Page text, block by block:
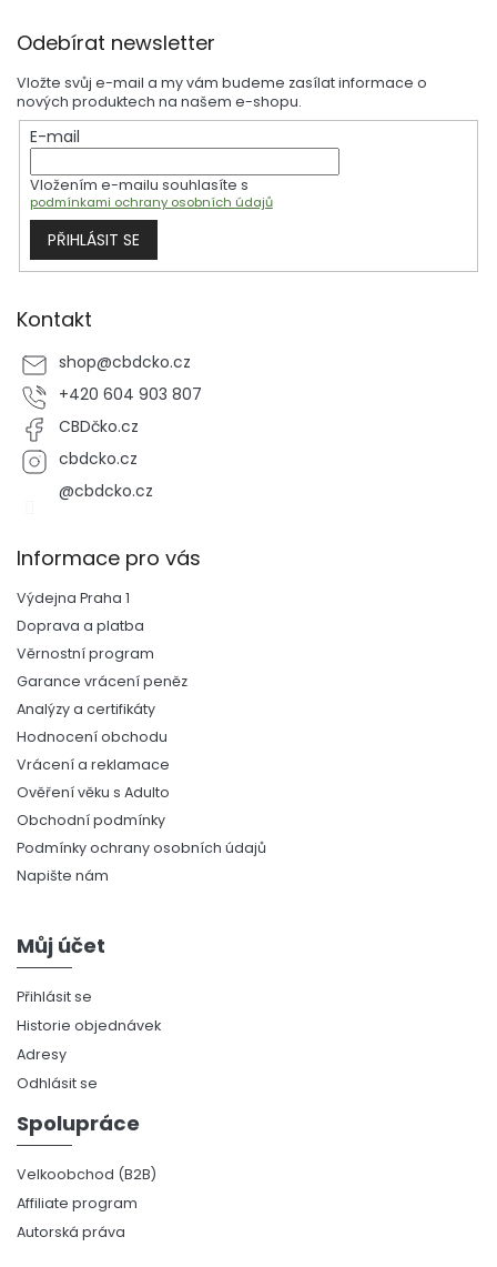
Odebírat newsletter
Vložte svůj e-mail a my vám budeme zasílat informace o
nových produktech na našem e-shopu.
E-mail
Vložením e-mailu souhlasíte s
podmínkami ochrany osobních údajů
PŘIHLÁSIT SE
Kontakt
shop@cbdcko.cz
+420 604 903 807
CBDčko.cz
cbdcko.cz
@cbdcko.cz
Informace pro vás
Výdejna Praha 1
Doprava a platba
Věrnostní program
Garance vrácení peněz
Analýzy a certifikáty
Hodnocení obchodu
Vrácení a reklamace
Ověření věku s Adulto
Obchodní podmínky
Podmínky ochrany osobních údajů
Napište nám
Můj účet
Přihlásit se
Historie objednávek
Adresy
Odhlásit se
Spolupráce
Velkoobchod (B2B)
Affiliate program
Autorská práva